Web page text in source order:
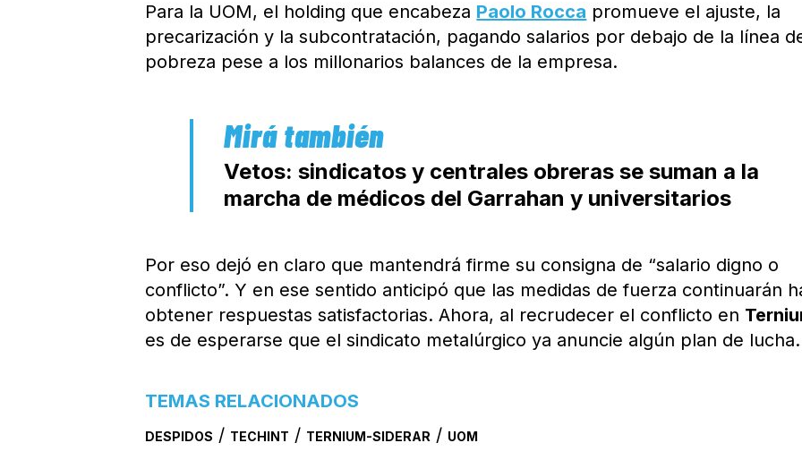
Para la UOM, el holding que encabeza Paolo Rocca promueve el ajuste, la
precarización y la subcontratación, pagando salarios por debajo de la línea
pobreza pese a los millonarios balances de la empresa.
Vetos: sindicatos y centrales obreras se suman a la
marcha de médicos del Garrahan y universitarios
Por eso dejó en claro que mantendrá firme su consigna de “salario digno o
conflicto”. Y en ese sentido anticipó que las medidas de fuerza continuarán
obtener respuestas satisfactorias. Ahora, al recrudecer el conflicto en
es de esperarse que el sindicato metalúrgico ya anuncie algún plan de lucha.
TEMAS RELACIONADOS
DESPIDOS / TECHINT / TERNIUM-SIDERAR / UOM